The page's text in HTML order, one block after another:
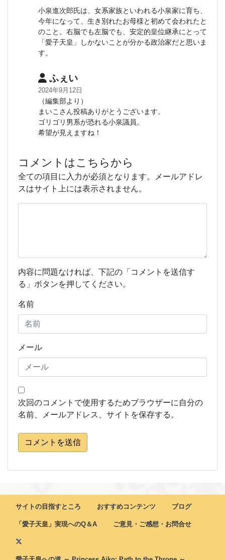
小泉進次郎氏は、女系家族といわれる小泉家に育ち、
今年になって、生き別れたお母様と初めて会われたと
のこと。右脳でも左脳でも、安定的皇位継承にとって
「愛子天皇」しかないことが分かる政治家だと思いま
す。
ふぇい
2024年9月12日
（編集部より）
まいこさん投稿ありがとうございます。
ゴリゴリ男系が恐れる小泉議員。
希望が見えますね！
コメントはこちらから
全ての項目に入力が必須となります。メールアドレ
スはサイト上には表示されません。
内容に問題なければ、下記の「コメントを送信す
る」ボタンを押してください。
名前
メール
次回のコメントで使用するためブラウザーに自分の
名前、メールアドレス、サイトを保存する。
コメントを送信
サイトの目指すところ おすすめコンテンツ ブログ
「愛子天皇」実現へのQ＆A ご意見・ご感想・お問合せ